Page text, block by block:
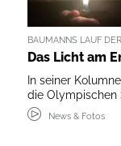
BAUMANNS LAUF
Das Licht am
In seiner
die Olympischen
News & Fotos